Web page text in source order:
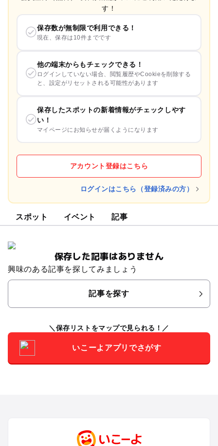
す！
保存数が無制限で利用できる！
現在、保存は10件までです
他の端末からもチェックできる！
ログインしていない場合、閲覧履歴やCookieを削除する
と、設定がリセットされる可能性があります
保存したスポットの新着情報がチェックしやす
い！
マイページにお知らせが届くようになります
アカウント登録はこちら
ログインはこちら（登録済みの方）
スポット イベント 記事
保存した記事はありません
興味のある記事を探してみましょう
記事を探す
保存リストをマップで見られる！
いこーよアプリでさがす